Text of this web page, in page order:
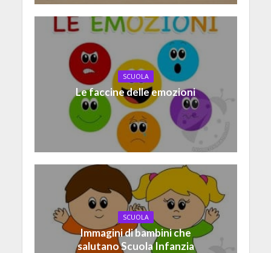
SCUOLA
Le faccine delle emozioni
SCUOLA
Immagini di bambini che
salutano Scuola Infanzia